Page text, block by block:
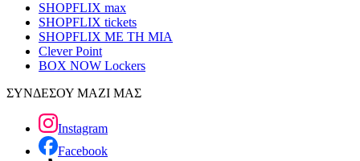
SHOPFLIX max
SHOPFLIX tickets
SHOPFLIX ΜΕ ΤΗ ΜΙΑ
Clever Point
BOX NOW Lockers
ΣΥΝΔΕΣΟΥ ΜΑΖΙ ΜΑΣ
Instagram
Facebook